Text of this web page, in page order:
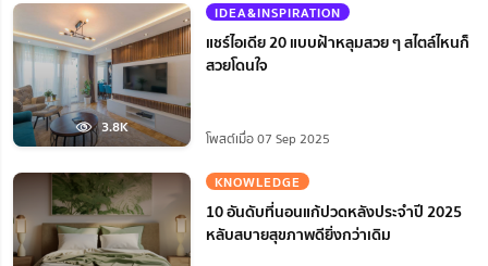
3.8K
IDEA&INSPIRATION
แชร์ไอเดีย 20 แบบฝ้าหลุมสวย ๆ สไตล์ไหนก็
สวยโดนใจ
โพสต์เมื่อ 07 Sep 2025
KNOWLEDGE
10 อันดับที่นอนแก้ปวดหลังประจำปี 2025
หลับสบายสุขภาพดียิ่งกว่าเดิม